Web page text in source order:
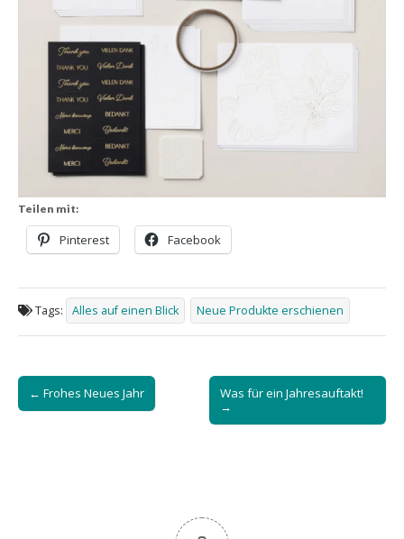
Teilen mit:
Pinterest Facebook
Tags: Alles auf einen Blick Neue Produkte erschienen
Post
navigation
← Frohes Neues Jahr
Was für ein Jahresauftakt!
→